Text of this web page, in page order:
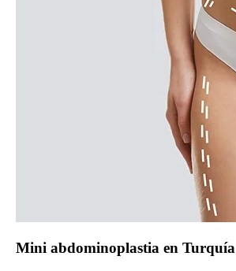
Mini abdominoplastia en Turquía